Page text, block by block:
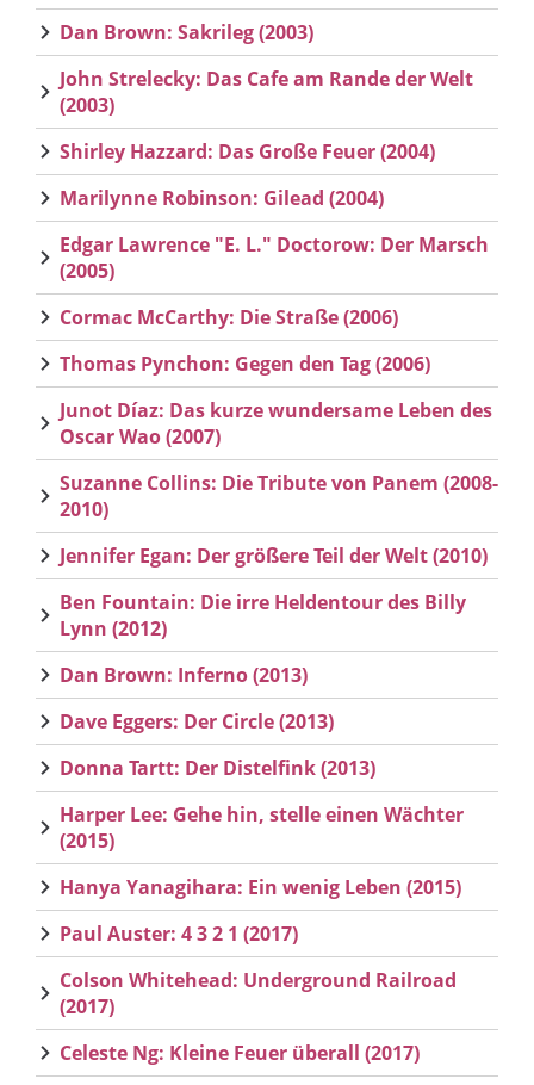
Dan Brown: Sakrileg (2003)
John Strelecky: Das Cafe am Rande der Welt
(2003)
Shirley Hazzard: Das Große Feuer (2004)
Marilynne Robinson: Gilead (2004)
Edgar Lawrence "E. L." Doctorow: Der Marsch
(2005)
Cormac McCarthy: Die Straße (2006)
Thomas Pynchon: Gegen den Tag (2006)
Junot Díaz: Das kurze wundersame Leben des
Oscar Wao (2007)
Suzanne Collins: Die Tribute von Panem (2008-
2010)
Jennifer Egan: Der größere Teil der Welt (2010)
Ben Fountain: Die irre Heldentour des Billy
Lynn (2012)
Dan Brown: Inferno (2013)
Dave Eggers: Der Circle (2013)
Donna Tartt: Der Distelfink (2013)
Harper Lee: Gehe hin, stelle einen Wächter
(2015)
Hanya Yanagihara: Ein wenig Leben (2015)
Paul Auster: 4 3 2 1 (2017)
Colson Whitehead: Underground Railroad
(2017)
Celeste Ng: Kleine Feuer überall (2017)